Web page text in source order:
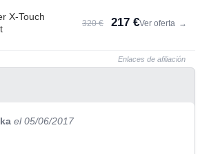
X-Touch
320 € 217 €Ver oferta →
Enlaces de afiliación
el 05/06/2017